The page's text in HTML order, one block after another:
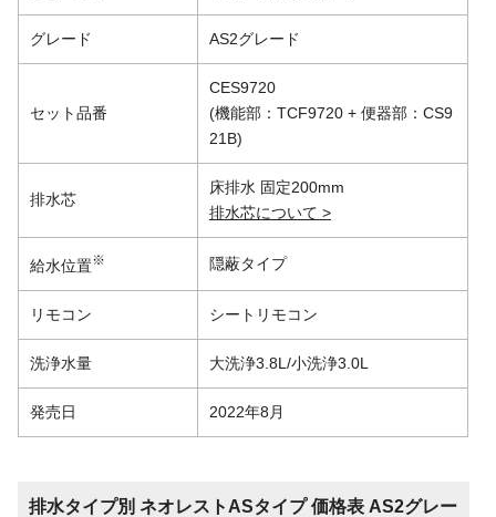
グレード AS2グレード
セット品番
CES9720
(機能部：TCF9720 + 便器部：CS9
21B)
排水芯
床排水 固定200mm
排水芯について >
給水位置※ 隠蔽タイプ
リモコン シートリモコン
洗浄水量 大洗浄3.8L/小洗浄3.0L
発売日 2022年8月
排水タイプ別 ネオレストASタイプ 価格表 AS2グレー